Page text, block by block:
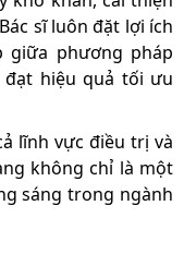
sĩ luôn đặt lợi ích
giữa phương pháp
hiệu quả tối ưu
lĩnh vực điều trị và
không chỉ là một
sáng trong ngành